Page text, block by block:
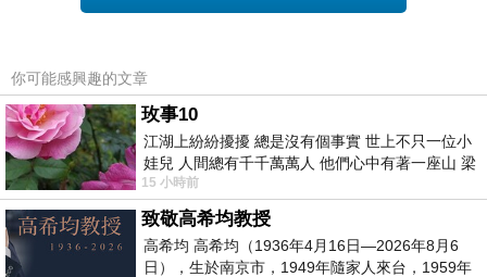
AIR SPACE★英倫學院風~復古繫帶雕花牛津平
底鞋-米白
你可能感興趣的文章
玫事10
江湖上紛紛擾擾 總是沒有個事實 世上不只一位小
娃兒 人間總有千千萬萬人 他們心中有著一座山 梁
山佛山泰華衡恆嵩 一山之高
15 小時前
致敬高希均教授
高希均 高希均（1936年4月16日—2026年8月6
日），生於南京市，1949年隨家人來台，1959年